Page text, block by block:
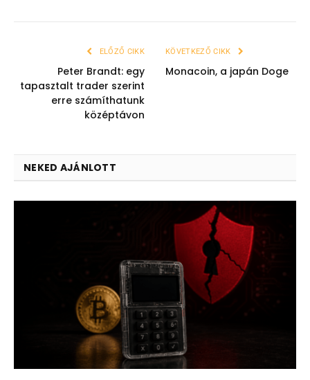
ELŐZŐ CIKK
Peter Brandt: egy
tapasztalt trader szerint
erre számíthatunk
középtávon
KÖVETKEZŐ CIKK
Monacoin, a japán Doge
NEKED AJÁNLOTT